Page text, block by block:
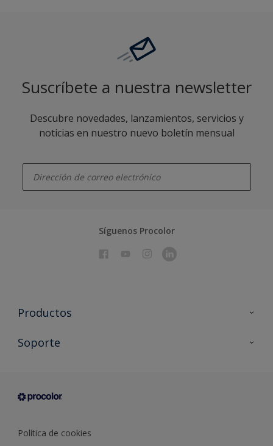
Suscríbete a nuestra newsletter
Descubre novedades, lanzamientos, servicios y
noticias en nuestro nuevo boletín mensual
Síguenos Procolor
Productos
Todos los productos
Condiciones generales de venta
Soporte
Sobre Procolor
Política de cookies